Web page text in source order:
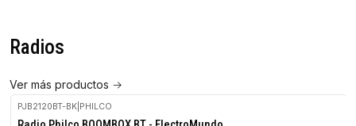
Radios
Ver más productos
PJB2120BT-BK| PHILCO